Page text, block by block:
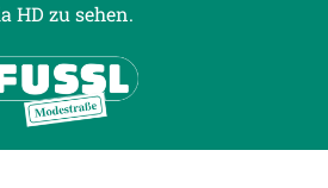
HD zu sehen.